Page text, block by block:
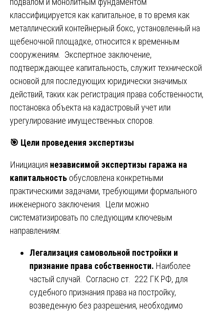
классифицируется как капитальное, в то время как
металлический контейнерный бокс, установленный на
щебеночной площадке, относится к временным
сооружениям. Экспертное заключение,
подтверждающее капитальность, служит технической
основой для последующих юридически значимых
действий, таких как регистрация права собственности,
постановка объекта на кадастровый учет или
урегулирование имущественных споров.
🎯 Цели проведения экспертизы
Инициация независимой экспертизы гаража на
капитальность обусловлена конкретными
практическими задачами, требующими формального
инженерного заключения. Цели можно
систематизировать по следующим ключевым
направлениям:
Легализация самовольной постройки и
признание права собственности. Наиболее
частый случай. Согласно ст. 222 ГК РФ, для
судебного признания права на постройку,
возведенную без разрешения, необходимо